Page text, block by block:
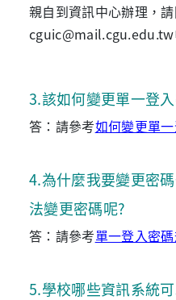
親自到資訊中心辦理，
cguic@mail.cgu.edu.tw
3.該如何變更單一登
答：請參考如何變更單
4.為什麼我要變更密
法變更密碼呢?
答：請參考單一登入密
5.學校哪些資訊系統